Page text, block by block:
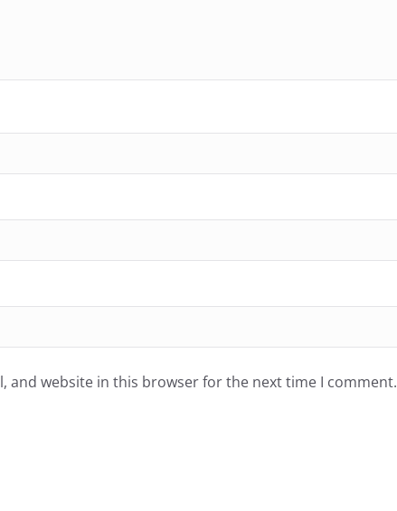
and website in this browser for the next time I comment.